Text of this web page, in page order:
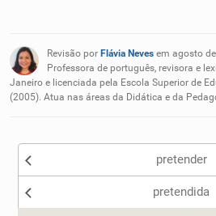
Nenhum dos sinônimos
Outro
Revisão por Flávia Neves em agosto
Professora de português, revisora e
Janeiro e licenciada pela Escola Superior de
(2005). Atua nas áreas da Didática e da
pretender
pretendida